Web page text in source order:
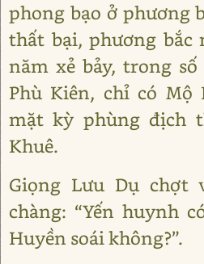
phong bạo ở phương
thất bại, phương bắc
năm xẻ bảy, trong
Phù Kiên, chỉ có Mộ
mặt kỳ phùng địch
Khuê.
Giọng Lưu Dụ chợt
chàng: “Yến huynh
Huyền soái không?”.